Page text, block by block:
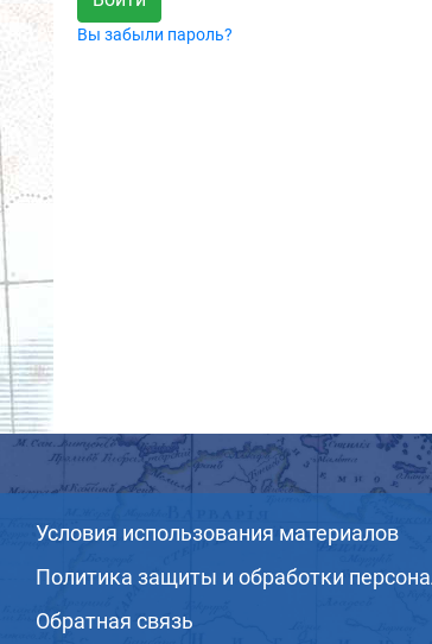
Вы забыли пароль?
Условия использования материалов
Политика защиты и обработки
Обратная связь